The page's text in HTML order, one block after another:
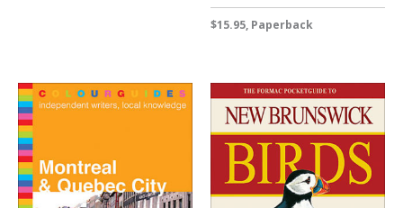
$15.95, Paperback